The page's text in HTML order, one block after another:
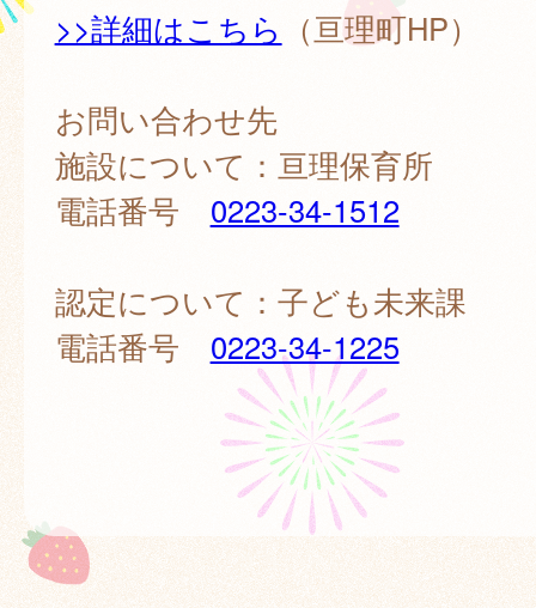
>>詳細はこちら （亘理町HP）
お問い合わせ先
施設について：亘理保育所
電話番号 0223-34-1512
認定について：子ども未来課
電話番号 0223-34-1225